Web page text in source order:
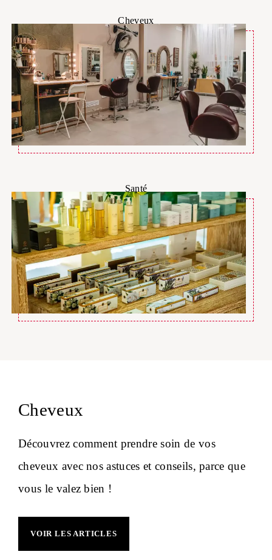
Cheveux
Santé
Cheveux
Découvrez comment prendre soin de vos
cheveux avec nos astuces et conseils, parce que
vous le valez bien !
VOIR LES ARTICLES